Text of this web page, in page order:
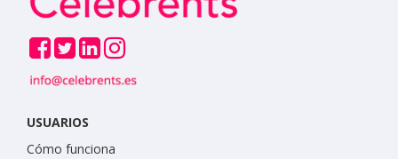
USUARIOS
Cómo funciona